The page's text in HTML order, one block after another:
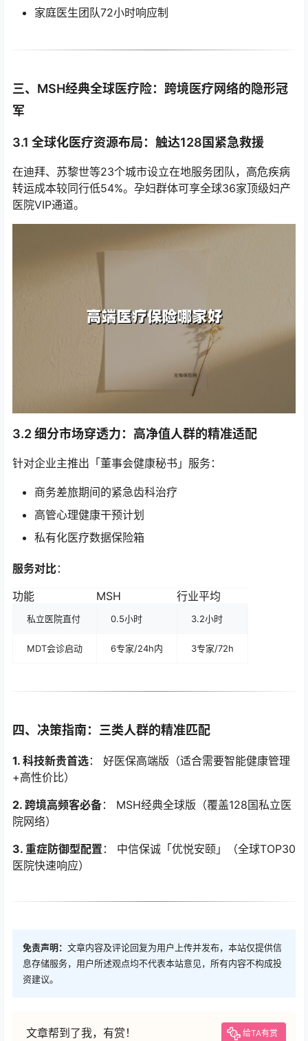
家庭医生团队72小时响应制
三、MSH经典全球医疗险：跨境医疗网络的隐形冠
军
3.1 全球化医疗资源布局：触达128国紧急救援
在迪拜、苏黎世等23个城市设立在地服务团队，高危疾病
转运成本较同行低54%。孕妇群体可享全球36家顶级妇产
医院VIP通道。
3.2 细分市场穿透力：高净值人群的精准适配
针对企业主推出「董事会健康秘书」服务：
商务差旅期间的紧急齿科治疗
高管心理健康干预计划
私有化医疗数据保险箱
服务对比：
功能
MSH 行业平均
私立医院直付 0.5小时 3.2小时
MDT会诊启动 6专家/24h内 3专家/72h
四、决策指南：三类人群的精准匹配
1. 科技新贵首选： 好医保高端版（适合需要智能健康管理
+高性价比）
2. 跨境高频客必备： MSH经典全球版（覆盖128国私立医
院网络）
3. 重症防御型配置 ： 中信保诚「优悦安颐」（全球TOP30
医院快速响应）
免责声明： 文章内容及评论回复为用户上传并发布，本站仅提供信
息存储服务，用户所述观点均不代表本站意见，所有内容不构成投
资建议。
文章帮到了我，有赏！ 给TA有赏